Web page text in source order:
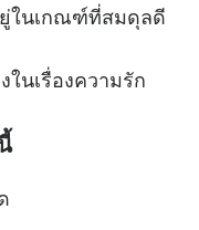
ในเกณฑ์ที่สมดุลดี
นเรื่องความรัก